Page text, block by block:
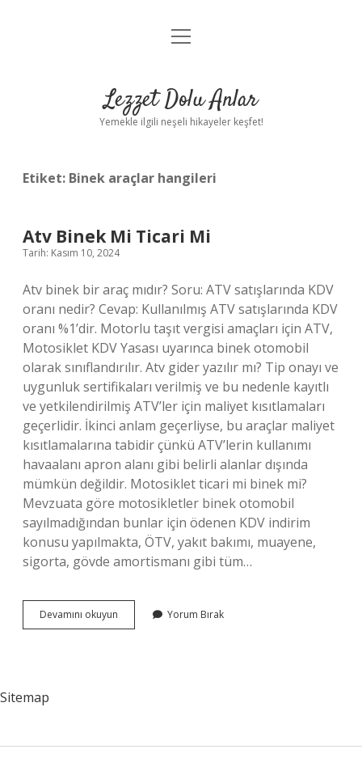
Anasayfa
Yasal Uyarı
menüyü
Lezzet Dolu Anlar
Yemekle ilgili neşeli hikayeler keşfet!
Etiket: Binek araçlar hangileri
Atv Binek Mi Ticari Mi
Tarih: Kasım 10, 2024
Atv binek bir araç mıdır? Soru: ATV satışlarında KDV
oranı nedir? Cevap: Kullanılmış ATV satışlarında KDV
oranı %1’dir. Motorlu taşıt vergisi amaçları için ATV,
Motosiklet KDV Yasası uyarınca binek otomobil
olarak sınıflandırılır. Atv gider yazılır mı? Tip onayı ve
uygunluk sertifikaları verilmiş ve bu nedenle kayıtlı
ve yetkilendirilmiş ATV’ler için maliyet kısıtlamaları
geçerlidir. İkinci anlam geçerliyse, bu araçlar maliyet
kısıtlamalarına tabidir çünkü ATV’lerin kullanımı
havaalanı apron alanı gibi belirli alanlar dışında
mümkün değildir. Motosiklet ticari mi binek mi?
Mevzuata göre motosikletler binek otomobil
sayılmadığından bunlar için ödenen KDV indirim
konusu yapılmakta, ÖTV, yakıt bakımı, muayene,
sigorta, gövde amortismanı gibi tüm…
Devamını okuyun
Binek
Yorum Bırak
Sitemap